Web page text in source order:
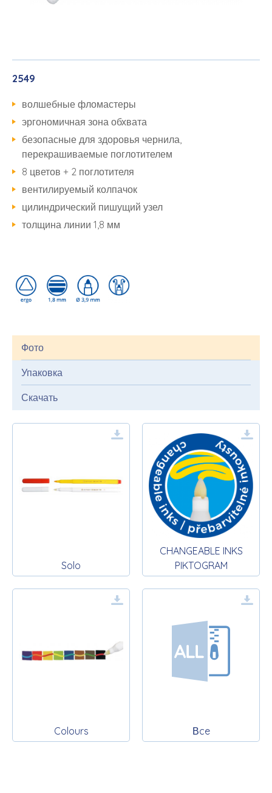
2549
волшебные фломастеры
эргономичная зона обхвата
безопасные для здоровья чернила,
перекрашиваемые поглотителем
8 цветов + 2 поглотителя
вентилируемый колпачок
цилиндрический пишущий узел
толщина линии 1,8 мм
Фото
Упаковка
Скачать
Solo
CHANGEABLE INKS
PIKTOGRAM
Colours Вce